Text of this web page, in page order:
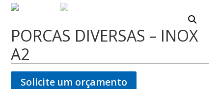
PORCAS DIVERSAS – INOX
A2
Solicite um orçamento